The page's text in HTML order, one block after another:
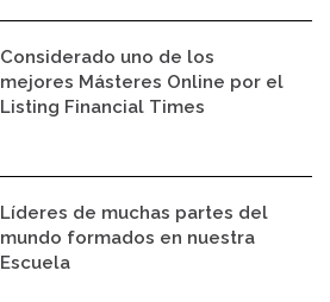
Considerado uno de los
mejores Másteres Online por el
Listing Financial Times
Líderes de muchas partes del
mundo formados en nuestra
Escuela